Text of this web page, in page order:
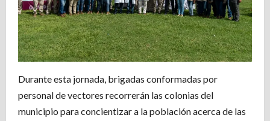
Durante esta jornada, brigadas conformadas por
personal de vectores recorrerán las colonias del
municipio para concientizar a la población acerca de las